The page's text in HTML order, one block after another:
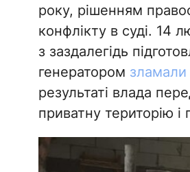
року, рішенням
конфлікту в суді. 14
з заздалегідь
генератором зламали
результаті влада
приватну територію